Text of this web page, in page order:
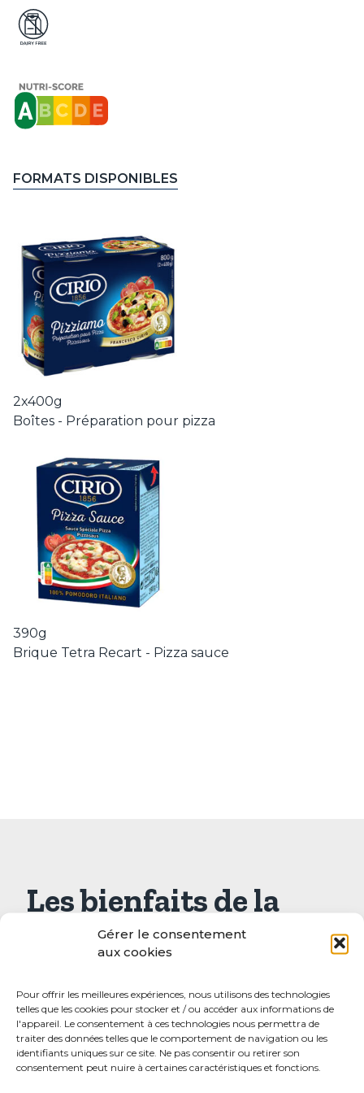
Gérer le consentement
aux cookies
Pour offrir les meilleures expériences, nous utilisons des technologies
telles que les cookies pour stocker et / ou accéder aux informations de
l'appareil. Le consentement à ces technologies nous permettra de
traiter des données telles que le comportement de navigation ou les
identifiants uniques sur ce site. Ne pas consentir ou retirer son
consentement peut nuire à certaines caractéristiques et fonctions.
FORMATS DISPONIBLES
2x400g
Boîtes - Préparation pour pizza
390g
Brique Tetra Recart - Pizza sauce
Les bienfaits de la
tomate
délicieuses. Chacun sait qu'elles sont bonnes
pour la santé, mais savez-vous vraiment
pourquoi les tomates sont un aliment si sain ?
Voyons ce qui rend la tomate si bonne pour la
santé.